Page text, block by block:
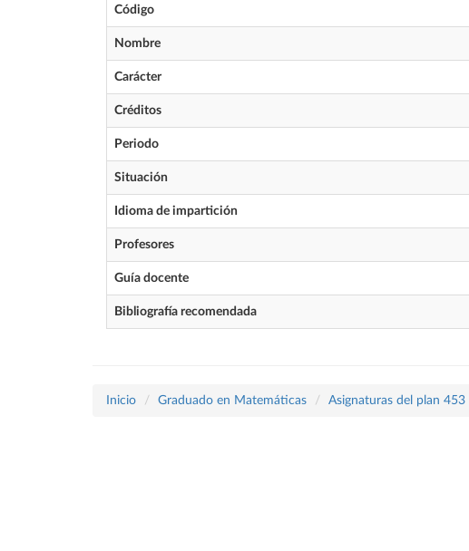
Código
Nombre
Carácter
Créditos
Periodo
Situación
Idioma de impartición
Profesores
Guía docente
Bibliografía recomendada
Inicio Graduado en Matemáticas Asignaturas del plan 453